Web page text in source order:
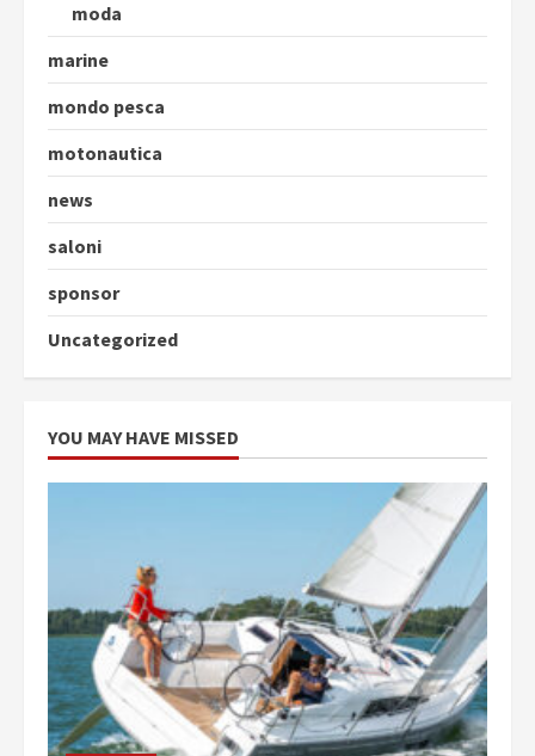
moda
marine
mondo pesca
motonautica
news
saloni
sponsor
Uncategorized
YOU MAY HAVE MISSED